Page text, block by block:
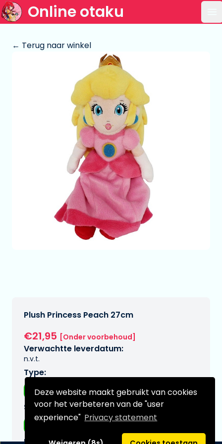
Deze website maakt gebruikt van cookies
voor het verbeteren van de "user
experience" Privacy statement
Online otaku
← Terug naar winkel
Plush Princess Peach 27cm
€21,95 [Onder voorbehoud]
Verwachtte leverdatum:
n.v.t.
Type:
Plushes
Serie: